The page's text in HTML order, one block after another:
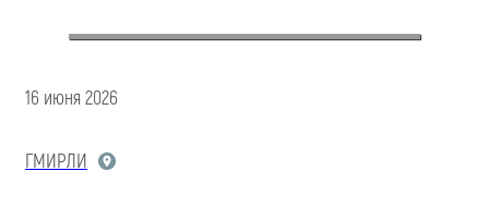
16 июня 2026
ГМИРЛИ